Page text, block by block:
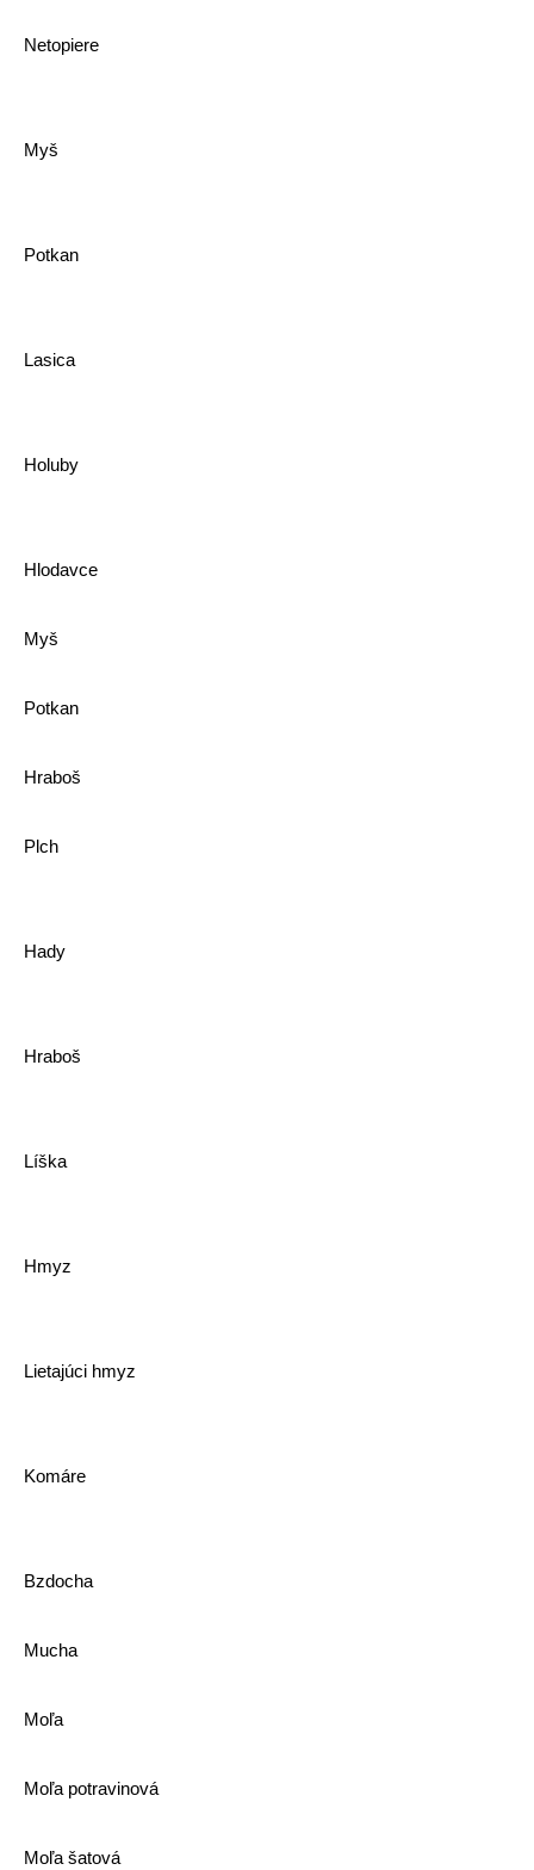
Netopiere
Myš
Potkan
Lasica
Holuby
Hlodavce
Myš
Potkan
Hraboš
Plch
Hady
Hraboš
Líška
Hmyz
Lietajúci hmyz
Komáre
Bzdocha
Mucha
Moľa
Moľa potravinová
Moľa šatová